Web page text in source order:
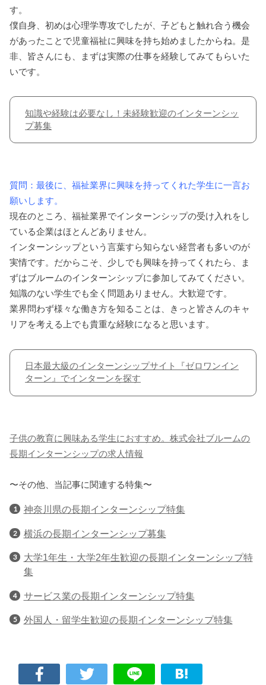
す。
僕自身、初めは心理学専攻でしたが、子どもと触れ合う機会
があったことで児童福祉に興味を持ち始めましたからね。是
非、皆さんにも、まずは実際の仕事を経験してみてもらいた
いです。
知識や経験は必要なし！未経験歓迎のインターンシッ
プ募集
質問：最後に、福祉業界に興味を持ってくれた学生に一言お
願いします。
現在のところ、福祉業界でインターンシップの受け入れをし
ている企業はほとんどありません。
インターンシップという言葉すら知らない経営者も多いのが
実情です。だからこそ、少しでも興味を持ってくれたら、ま
ずはブルームのインターンシップに参加してみてください。
知識のない学生でも全く問題ありません。大歓迎です。
業界問わず様々な働き方を知ることは、きっと皆さんのキャ
リアを考える上でも貴重な経験になると思います。
日本最大級のインターンシップサイト『ゼロワンイン
ターン』でインターンを探す
子供の教育に興味ある学生におすすめ。株式会社ブルームの
長期インターンシップの求人情報
〜その他、当記事に関連する特集〜
神奈川県の長期インターンシップ特集
横浜の長期インターンシップ募集
大学1年生・大学2年生歓迎の長期インターンシップ特
集
サービス業の長期インターンシップ特集
外国人・留学生歓迎の長期インターンシップ特集